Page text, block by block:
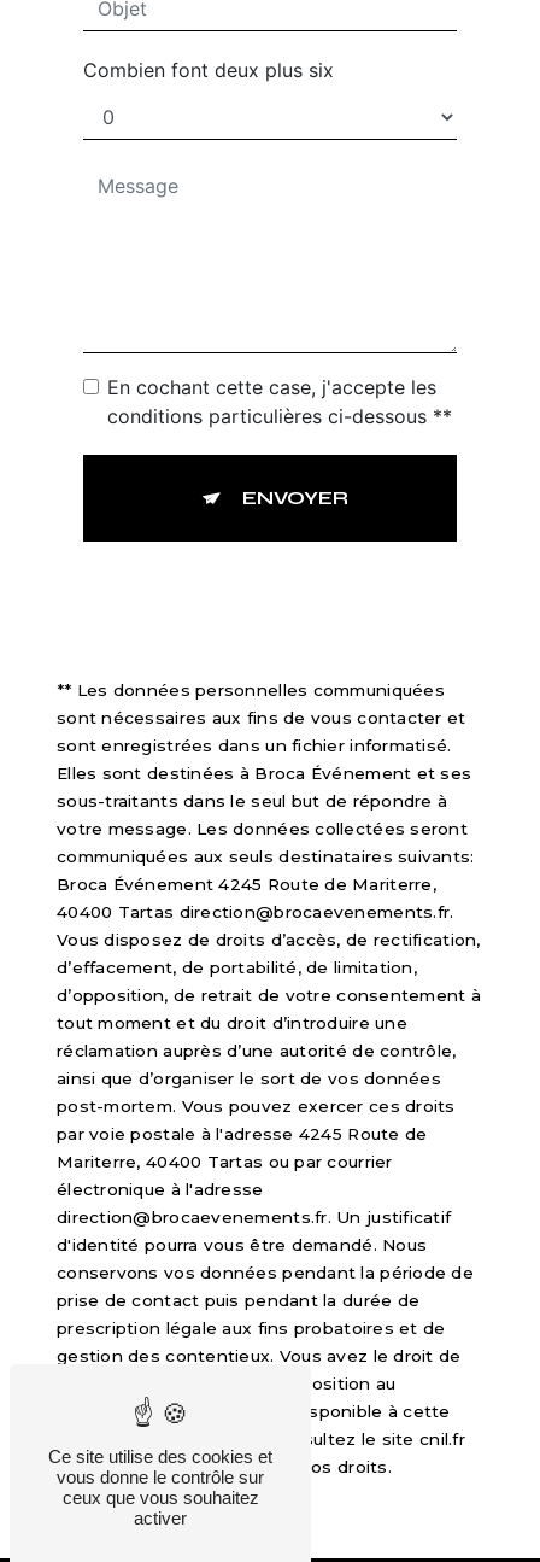
Combien font deux plus six
En cochant cette case, j'accepte les
conditions particulières ci-dessous **
ENVOYER
** Les données personnelles communiquées
sont nécessaires aux fins de vous contacter et
sont enregistrées dans un fichier informatisé.
Elles sont destinées à Broca Événement et ses
sous-traitants dans le seul but de répondre à
votre message. Les données collectées seront
communiquées aux seuls destinataires suivants:
Broca Événement 4245 Route de Mariterre,
40400 Tartas direction@brocaevenements.fr.
Vous disposez de droits d’accès, de rectification,
d’effacement, de portabilité, de limitation,
d’opposition, de retrait de votre consentement à
tout moment et du droit d’introduire une
réclamation auprès d’une autorité de contrôle,
ainsi que d’organiser le sort de vos données
post-mortem. Vous pouvez exercer ces droits
par voie postale à l'adresse 4245 Route de
Mariterre, 40400 Tartas ou par courrier
électronique à l'adresse
direction@brocaevenements.fr. Un justificatif
d'identité pourra vous être demandé. Nous
conservons vos données pendant la période de
prise de contact puis pendant la durée de
prescription légale aux fins probatoires et de
gestion des contentieux. Vous avez le droit de
vous inscrire sur la liste d'opposition au
démarchage téléphonique, disponible à cette
. Consultez le site cnil.fr
pour plus d’informations sur vos droits.
Ce site utilise des cookies et
vous donne le contrôle sur
ceux que vous souhaitez
activer